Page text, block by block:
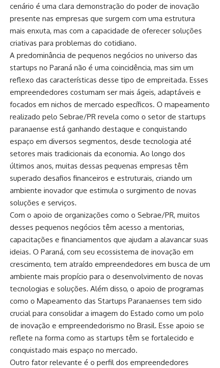
cenário é uma clara demonstração do poder de inovação
presente nas empresas que surgem com uma estrutura
mais enxuta, mas com a capacidade de oferecer soluções
criativas para problemas do cotidiano.
A predominância de pequenos negócios no universo das
startups no Paraná não é uma coincidência, mas sim um
reflexo das características desse tipo de empreitada. Esses
empreendedores costumam ser mais ágeis, adaptáveis e
focados em nichos de mercado específicos. O mapeamento
realizado pelo Sebrae/PR revela como o setor de startups
paranaense está ganhando destaque e conquistando
espaço em diversos segmentos, desde tecnologia até
setores mais tradicionais da economia. Ao longo dos
últimos anos, muitas dessas pequenas empresas têm
superado desafios financeiros e estruturais, criando um
ambiente inovador que estimula o surgimento de novas
soluções e serviços.
Com o apoio de organizações como o Sebrae/PR, muitos
desses pequenos negócios têm acesso a mentorias,
capacitações e financiamentos que ajudam a alavancar suas
ideias. O Paraná, com seu ecossistema de inovação em
crescimento, tem atraído empreendedores em busca de um
ambiente mais propício para o desenvolvimento de novas
tecnologias e soluções. Além disso, o apoio de programas
como o Mapeamento das Startups Paranaenses tem sido
crucial para consolidar a imagem do Estado como um polo
de inovação e empreendedorismo no Brasil. Esse apoio se
reflete na forma como as startups têm se fortalecido e
conquistado mais espaço no mercado.
Outro fator relevante é o perfil dos empreendedores